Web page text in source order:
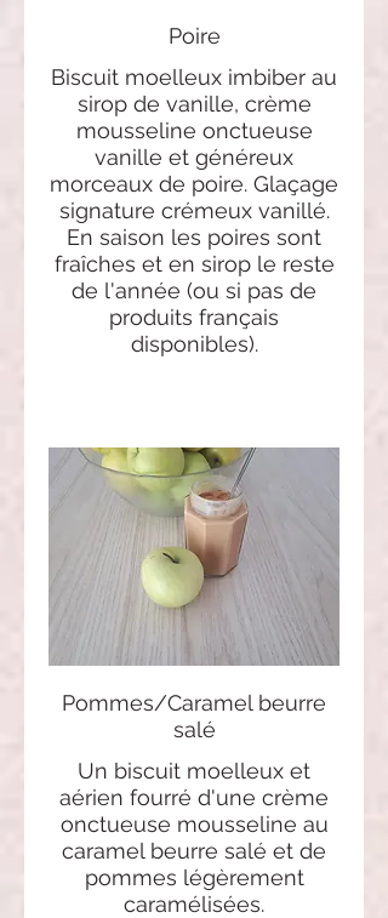
Poire
Biscuit moelleux imbiber au
sirop de vanille, crème
mousseline onctueuse
vanille et généreux
morceaux de poire. Glaçage
signature crémeux vanillé.
En saison les poires sont
fraîches et en sirop le reste
de l'année (ou si pas de
produits français
disponibles).
Pommes/Caramel beurre
salé
Un biscuit moelleux et
aérien fourré d'une crème
onctueuse mousseline au
caramel beurre salé et de
pommes légèrement
caramélisées.